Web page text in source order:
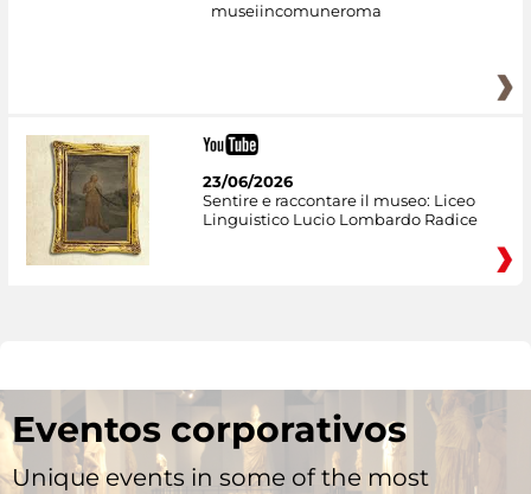
museiincomuneroma
23/06/2026
Sentire e raccontare il museo: Liceo
Linguistico Lucio Lombardo Radice
Eventos corporativos
Unique events in some of the most